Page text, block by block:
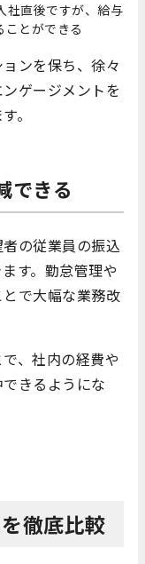
社直後ですが、給与
ことができる
ンを保ち、徐々
ゲージメントを
。
できる
の従業員の振込
す。勤怠管理や
で大幅な業務改
、社内の経費や
きるようにな
徹底比較